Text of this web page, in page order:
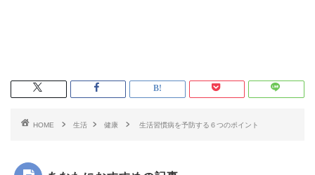
HOME 生活 健康 生活習慣病を予防する６つのポイント